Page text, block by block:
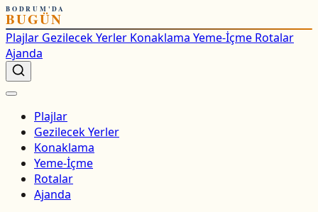
BODRUM'DA
BUGÜN
Plajlar Gezilecek Yerler Konaklama Yeme-İçme Rotalar
Ajanda
Plajlar
Gezilecek Yerler
Konaklama
Yeme-İçme
Rotalar
Ajanda